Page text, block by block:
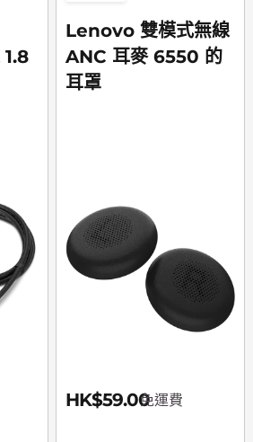
Lenovo 雙模式無線
ANC 耳麥 6550 的
耳罩
HK$59.00免運費